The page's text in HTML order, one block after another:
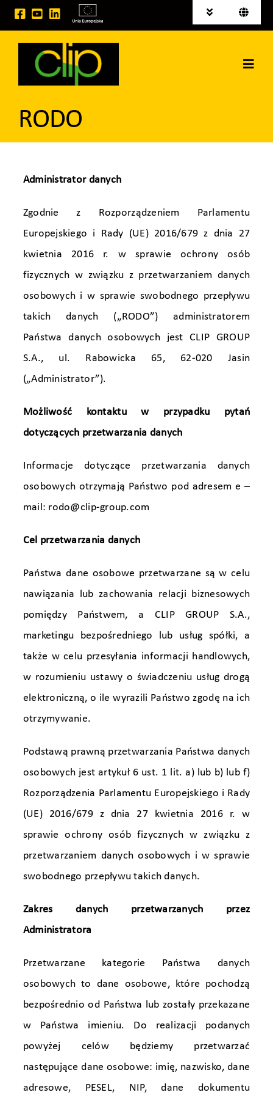
Przejdź
do
zawartości
Toggle
Navigation
Aktualności
Tereny inwestycyjne na sprzedaż
Projekty EU
Toggle
Deutsch
Kontakt
RODO
Administrator danych
Zgodnie z Rozporządzeniem Parlamentu
Europejskiego i Rady (UE) 2016/679 z dnia 27
kwietnia 2016 r. w sprawie ochrony osób
fizycznych w związku z przetwarzaniem danych
osobowych i w sprawie swobodnego przepływu
takich danych („RODO”) administratorem
Państwa danych osobowych jest CLIP GROUP
S.A., ul. Rabowicka 65, 62-020 Jasin
(„Administrator”).
Możliwość kontaktu w przypadku pytań
dotyczących przetwarzania danych
Informacje dotyczące przetwarzania danych
osobowych otrzymają Państwo pod adresem e –
mail: rodo@clip-group.com
Cel przetwarzania danych
Państwa dane osobowe przetwarzane są w celu
nawiązania lub zachowania relacji biznesowych
pomiędzy Państwem, a CLIP GROUP S.A.,
marketingu bezpośredniego lub usług spółki, a
także w celu przesyłania informacji handlowych,
w rozumieniu ustawy o świadczeniu usług drogą
elektroniczną, o ile wyrazili Państwo zgodę na ich
otrzymywanie.
Podstawą prawną przetwarzania Państwa danych
osobowych jest artykuł 6 ust. 1 lit. a) lub b) lub f)
Rozporządzenia Parlamentu Europejskiego i Rady
(UE) 2016/679 z dnia 27 kwietnia 2016 r. w
sprawie ochrony osób fizycznych w związku z
przetwarzaniem danych osobowych i w sprawie
swobodnego przepływu takich danych.
Zakres danych przetwarzanych przez
Administratora
Przetwarzane kategorie Państwa danych
osobowych to dane osobowe, które pochodzą
bezpośrednio od Państwa lub zostały przekazane
w Państwa imieniu. Do realizacji podanych
powyżej celów będziemy przetwarzać
następujące dane osobowe: imię, nazwisko, dane
adresowe, PESEL, NIP, dane dokumentu